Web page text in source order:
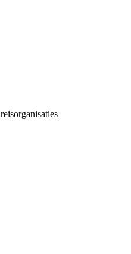
reisorganisaties